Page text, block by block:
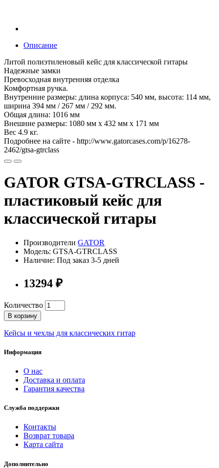
Описание
Литой полиэтиленовый кейс для классической гитары
Надежные замки
Превосходная внутренняя отделка
Комфортная ручка.
Внутренние размеры: длина корпуса: 540 мм, высота: 114 мм,
ширина 394 мм / 267 мм / 292 мм.
Общая длина: 1016 мм
Внешние размеры: 1080 мм х 432 мм х 171 мм
Вес 4.9 кг.
Подробнее на сайте - http://www.gatorcases.com/p/16278-
2462/gtsa-gtrclass
GATOR GTSA-GTRCLASS -
пластиковый кейс для
классической гитары
Производители GATOR
Модель: GTSA-GTRCLASS
Наличие: Под заказ 3-5 дней
13294 ₽
Количество
В корзину
Кейсы и чехлы для классических гитар
Информация
О нас
Доставка и оплата
Гарантия качества
Служба поддержки
Контакты
Возврат товара
Карта сайта
Дополнительно